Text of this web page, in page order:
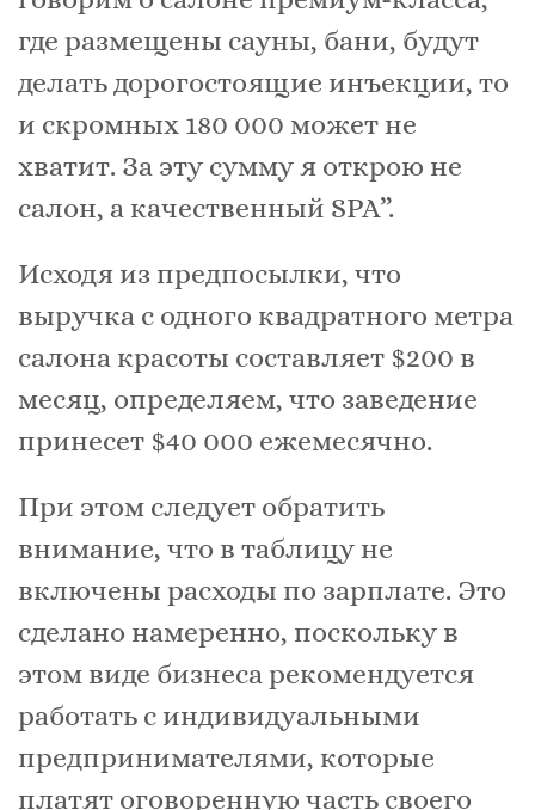
где размещены сауны, бани, будут
делать дорогостоящие инъекции, то
и скромных 180 000 может не
хватит. За эту сумму я открою не
салон, а качественный SPA”.
Исходя из предпосылки, что
выручка с одного квадратного метра
салона красоты составляет $200 в
месяц, определяем, что заведение
принесет $40 000 ежемесячно.
При этом следует обратить
внимание, что в таблицу не
включены расходы по зарплате. Это
сделано намеренно, поскольку в
этом виде бизнеса рекомендуется
работать с индивидуальными
предпринимателями, которые
платят оговоренную часть своего